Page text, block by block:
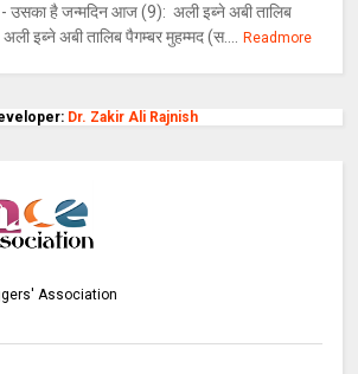
- उसका है जन्मदिन आज (9): अली इब्ने अबी तालिब
इब्ने अबी तालिब पैगम्बर मुहम्मद (स....
Readmore
Dr. Zakir Ali Rajnish
Association